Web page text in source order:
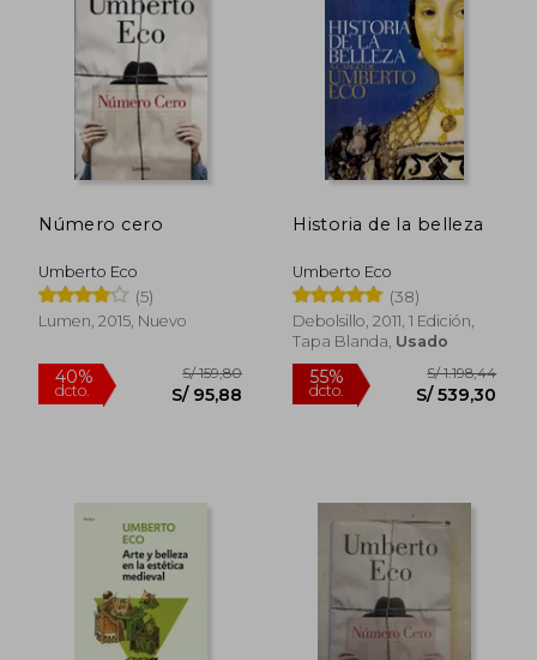
40%
dcto. S/ 65,50
55%
dcto.
Número cero
Umberto Eco
(5)
Lumen, 2015, Nuevo
Historia de la belleza
Umberto Eco
(38)
Debolsillo, 2011, 1 Edición,
Tapa Blanda, Usado